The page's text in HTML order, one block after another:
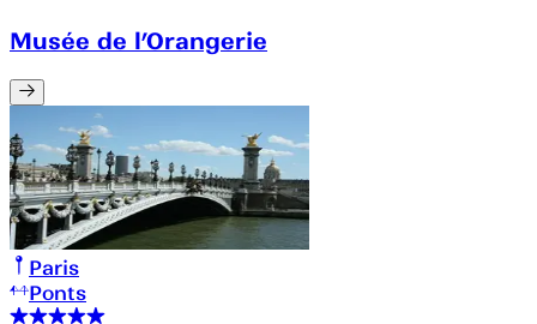
Musée de l’Orangerie
Paris
Ponts